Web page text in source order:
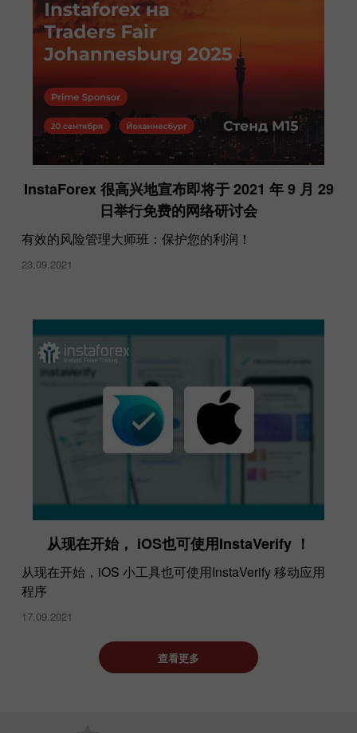
InstaForex 很高兴地宣布即将于 2021 年 9 月 29
日举行免费的网络研讨会
有效的风险管理大师班：保护您的利润！
23.09.2021
从现在开始， iOS也可使用InstaVerify ！
从现在开始，iOS 小工具也可使用InstaVerify 移动应用
程序
17.09.2021
查看更多